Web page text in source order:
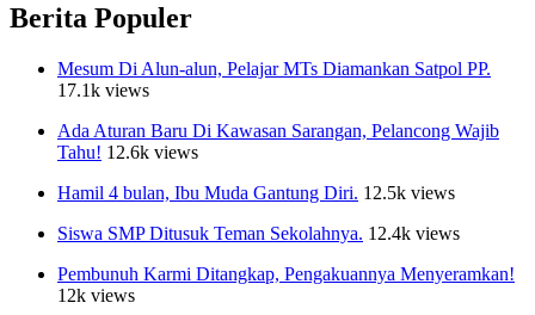
Berita Populer
Mesum Di Alun-alun, Pelajar MTs Diamankan Satpol PP.
17.1k views
Ada Aturan Baru Di Kawasan Sarangan, Pelancong Wajib
Tahu! 12.6k views
Hamil 4 bulan, Ibu Muda Gantung Diri. 12.5k views
Siswa SMP Ditusuk Teman Sekolahnya. 12.4k views
Pembunuh Karmi Ditangkap, Pengakuannya Menyeramkan!
12k views